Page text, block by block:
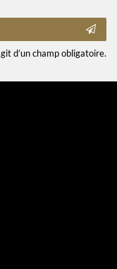
d’un champ obligatoire.